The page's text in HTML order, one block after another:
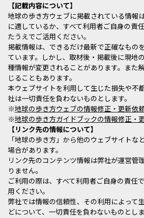
記載内容について
地球の歩き方ウェブに掲載されている情報
に適しているか、すべて利用者ご自身の責
たうえでご活用ください。
掲載情報は、できるだけ最新で正確なもの
ています。しかし、取材後・掲載後に現地
種情報が変更されることがあります。また
じることもあります。
本ウェブサイトを利用して生じた損失や不
社は一切責任を負わないものとします。
※地球の歩き方ウェブの情報修正・更新依
※地球の歩き方ガイドブックの情報修正・
リンク先の情報について
「地球の歩き方」から他のウェブサイトな
場合があります。
リンク先のコンテンツ情報は弊社が運営管
りません。
ご利用の際は、すべて利用者ご自身の責任
用ください。
弊社では情報の信頼性、その利用によって
どについて、一切責任を負わないものとしま